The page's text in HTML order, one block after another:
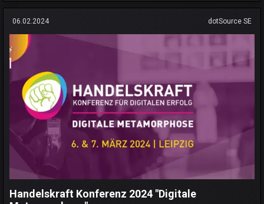
06.02.2024 dotSource SE
Handelskraft Konferenz 2024 "Digitale